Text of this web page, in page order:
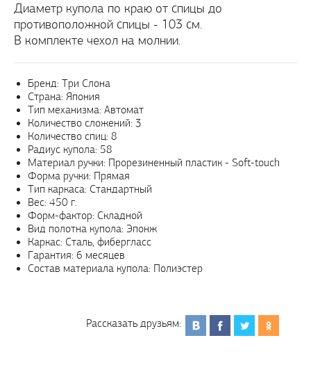
Диаметр купола по краю от спицы до
противоположной спицы - 103 см.
В комплекте чехол на молнии.
Бренд: Три Слона
Страна: Япония
Тип механизма: Автомат
Количество сложений: 3
Количество спиц: 8
Радиус купола: 58
Материал ручки: Прорезиненный пластик - Soft-touch
Форма ручки: Прямая
Тип каркаса: Стандартный
Вес: 450 г.
Форм-фактор: Складной
Вид полотна купола: Эпонж
Каркас: Сталь, фибергласс
Гарантия: 6 месяцев
Состав материала купола: Полиэстер
Рассказать друзьям: